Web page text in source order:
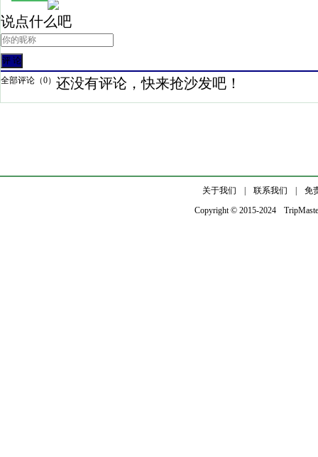
说点什么吧
全部评论（0） 还没有评论，快来抢沙发吧！
关于我们 联系我们
免
Copyright © 2015-2024